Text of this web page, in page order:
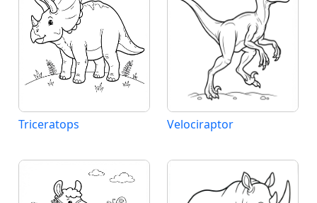
Triceratops Velociraptor